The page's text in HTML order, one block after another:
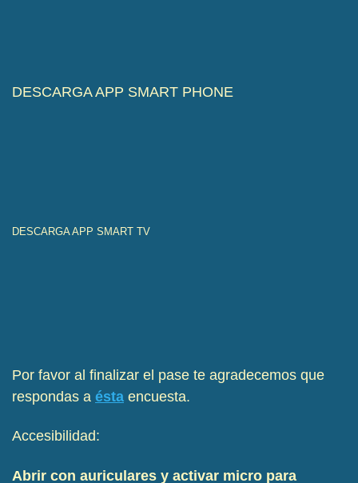
DESCARGA APP SMART PHONE
DESCARGA APP SMART TV
Por favor al finalizar el pase te agradecemos que
respondas a ésta encuesta.
Accesibilidad:
Abrir con auriculares y activar micro para